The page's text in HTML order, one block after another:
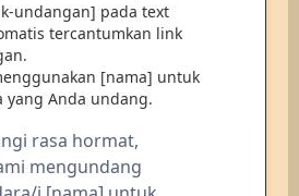
undangan] pada text
tercantumkan link
[nama] untuk
yang Anda undang.